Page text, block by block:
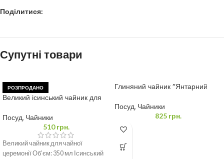
Поділитися:
Супутні товари
РОЗПРОДАНО
Великий ісинський чайник для
Посуд, Чайники
510грн.
Великий чайник для чайної
церемонії Об’єм: 350 мл Ісинський
Глиняний чайник “Янтарний
Посуд, Чайники
825грн.